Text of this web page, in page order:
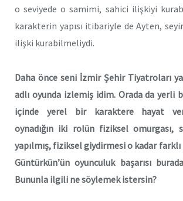
o seviyede o samimi, sahici ilişkiyi
karakterin yapısı itibariyle de Ayten,
ilişki kurabilmeliydi.
Daha önce seni İzmir Şehir Tiyatroları
adlı oyunda izlemiş idim. Orada da yerli
içinde yerel bir karaktere hayat
oynadığın iki rolün fiziksel omurgası,
yapılmış, fiziksel giydirmesi o kadar farklı
Güntürkün’ün oyunculuk başarısı
Bununla ilgili ne söylemek istersin?